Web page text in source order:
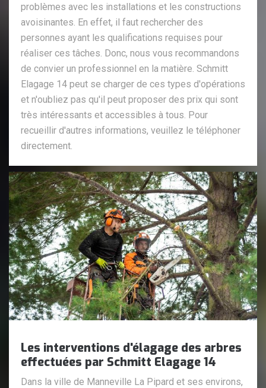
problèmes avec les installations et les constructions
avoisinantes. En effet, il faut rechercher des
personnes ayant les qualifications requises pour
réaliser ces tâches. Donc, nous vous recommandons
de convier un professionnel en la matière. Schmitt
Elagage 14 peut se charger de ces types d'opérations
et n'oubliez pas qu'il peut proposer des prix qui sont
très intéressants et accessibles à tous. Pour
recueillir d'autres informations, veuillez le téléphoner
directement.
Les interventions d'élagage des arbres
effectuées par Schmitt Elagage 14
Dans la ville de Manneville La Pipard et ses environs,